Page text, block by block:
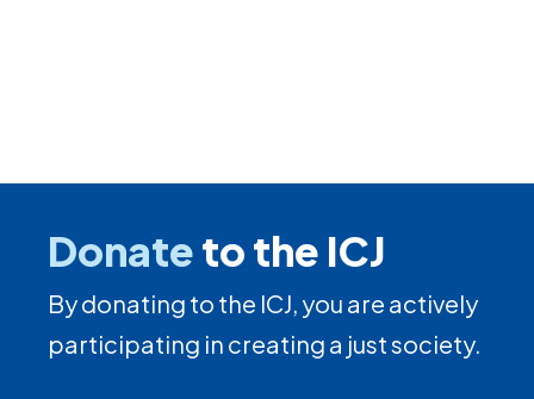
Donateto the ICJ
By donating to the ICJ, you are actively
participating in creating a just society.